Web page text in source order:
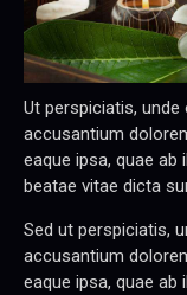
Ut perspiciatis,
accusantium
eaque ipsa, quae
beatae vitae dicta
Sed ut perspiciatis,
accusantium
eaque ipsa, quae